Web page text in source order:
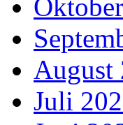
August
Juli